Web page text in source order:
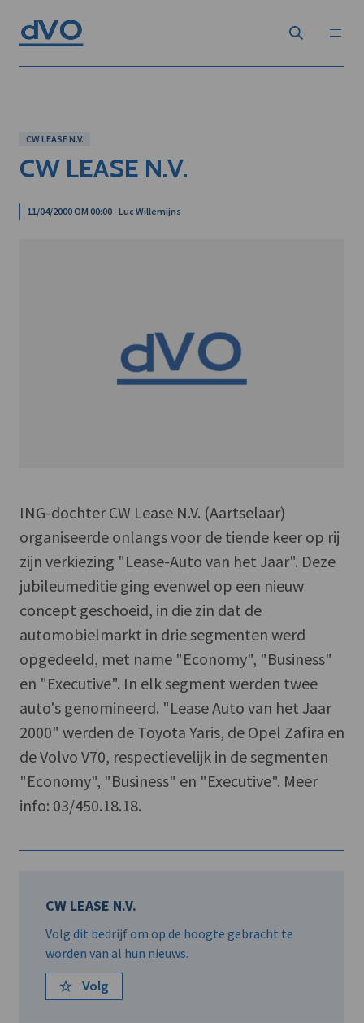
CW LEASE N.V.
CW LEASE N.V.
11/04/2000 OM 00:00 - Luc Willemijns
ING-dochter CW Lease N.V. (Aartselaar)
organiseerde onlangs voor de tiende keer op rij
zijn verkiezing "Lease-Auto van het Jaar". Deze
jubileumeditie ging evenwel op een nieuw
concept geschoeid, in die zin dat de
automobielmarkt in drie segmenten werd
opgedeeld, met name "Economy", "Business"
en "Executive". In elk segment werden twee
auto's genomineerd. "Lease Auto van het Jaar
2000" werden de Toyota Yaris, de Opel Zafira en
de Volvo V70, respectievelijk in de segmenten
"Economy", "Business" en "Executive". Meer
info: 03/450.18.18.
CW LEASE N.V.
Volg dit bedrijf om op de hoogte gebracht te
worden van al hun nieuws.
Volg